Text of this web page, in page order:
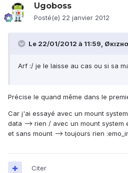
Ugoboss
Posté(e) 22 janvier 2012
Le 22/01/2012 à 11:59,
Arf :/ je le laisse au cas ou si sa
Précise le quand même dans le
Car j'ai essayé avec un mount
data --> rien / avec un mount system
et sans mount --> toujours rien
Citer